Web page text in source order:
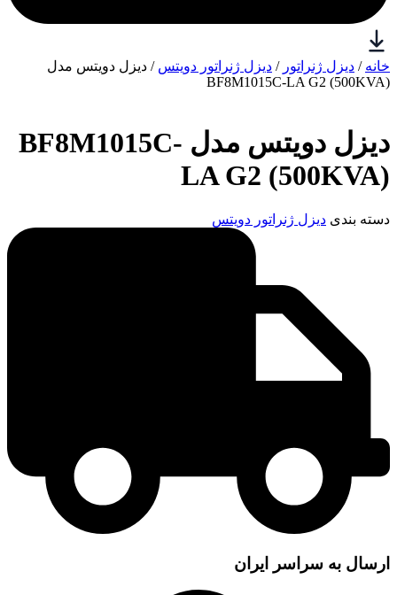
خانه / دیزل ژنراتور / دیزل ژنراتور دویتس / دیزل دویتس مدل
BF8M1015C-LA G2 (500KVA)
دیزل دویتس مدل BF8M1015C-
LA G2 (500KVA)
دسته بندی دیزل ژنراتور دویتس
ارسال به سراسر ایران